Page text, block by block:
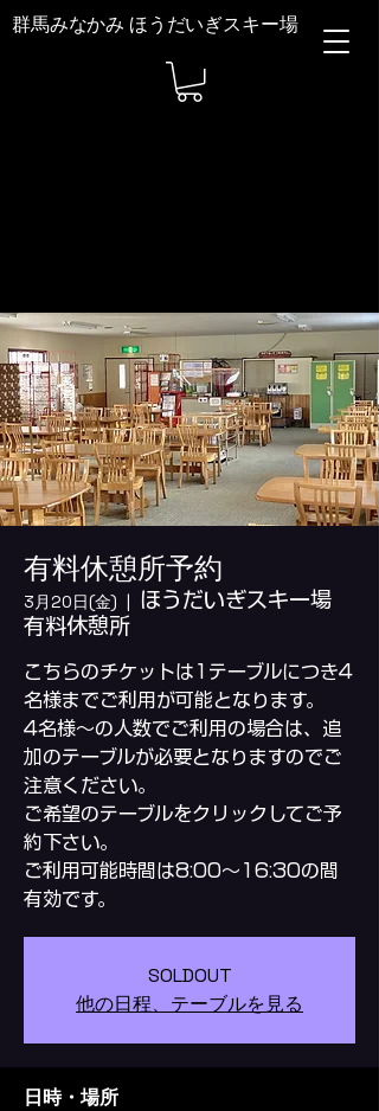
群馬みなかみ ほうだいぎスキー場
有料休憩所予約
3月20日(金)
  |
ほうだいぎスキー場
有料休憩所
こちらのチケットは1テーブルにつき4
名様までご利用が可能となります。
4名様～の人数でご利用の場合は、追
加のテーブルが必要となりますのでご
注意ください。
ご希望のテーブルをクリックしてご予
約下さい。
ご利用可能時間は8:00～16:30の間
SOLDOUT
他の日程、テーブルを見る
日時・場所